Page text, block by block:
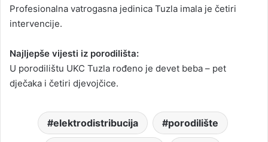
Profesionalna vatrogasna jedinica Tuzla imala je četiri
intervencije.
Najljepše vijesti iz porodilišta:
U porodilištu UKC Tuzla rođeno je devet beba – pet
dječaka i četiri djevojčice.
elektrodistribucija porodilište